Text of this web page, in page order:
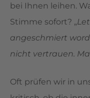
bei Ihnen leihen.
Stimme sofort? „
angeschmiert
nicht vertrauen.
Oft prüfen wir in